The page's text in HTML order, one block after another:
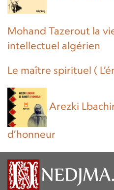
Mohand Tazerout la
intellectuel algérien
Le maître spirituel (
Arezki
d’honneur